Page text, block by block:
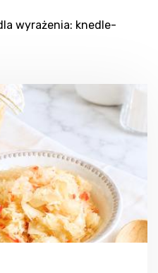
wyrażenia: knedle-